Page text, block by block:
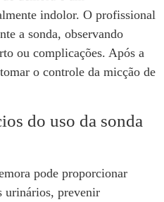
indolor. O profissional
a sonda, observando
ou complicações. Após a
o controle da micção de
do uso da sonda
pode proporcionar
urinários, prevenir